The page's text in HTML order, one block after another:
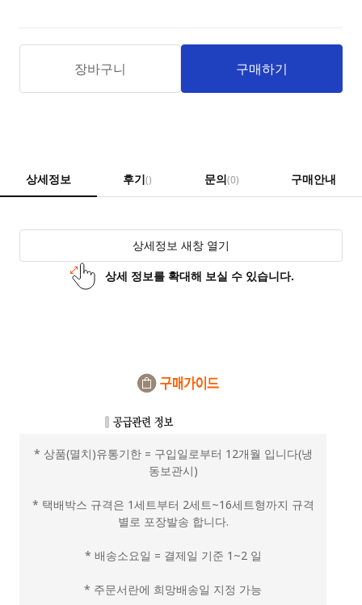
장바구니 구매하기
상세정보 후기() 문의(0) 구매안내
상세정보 새창 열기
상세 정보를 확대해 보실 수 있습니다.
* 상품(멸치)유통기한 = 구입일로부터 12개월 입니다(냉
동보관시)
* 택배박스 규격은 1세트부터 2세트~16세트형까지 규격
별로 포장발송 합니다.
* 배송소요일 = 결제일 기준 1~2 일
* 주문서란에 희망배송일 지정 가능